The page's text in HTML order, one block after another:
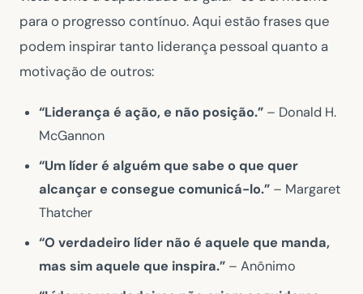
para o progresso contínuo. Aqui estão frases que
podem inspirar tanto liderança pessoal quanto a
motivação de outros:
“Liderança é ação, e não posição.” – Donald H.
McGannon
“Um líder é alguém que sabe o que quer
alcançar e consegue comunicá-lo.” – Margaret
Thatcher
“O verdadeiro líder não é aquele que manda,
mas sim aquele que inspira.” – Anônimo